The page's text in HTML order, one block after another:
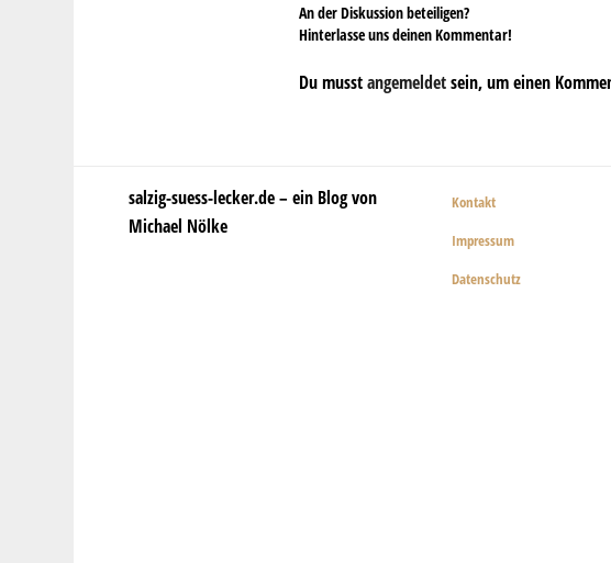
An der Diskussion beteiligen?
Hinterlasse uns deinen Kommentar!
Du musstangemeldetsein, um einen
salzig-suess-lecker.de – ein Blog von
Michael Nölke
Kontakt
Impressum
Datenschutz